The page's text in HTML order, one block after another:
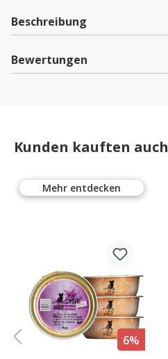
Beschreibung
Bewertungen
Kunden kauften auch
Mehr entdecken
6%